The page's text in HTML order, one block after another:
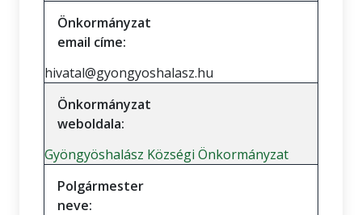
Önkormányzat
email címe:
hivatal@gyongyoshalasz.hu
Önkormányzat
weboldala:
Gyöngyöshalász Községi Önkormányzat
Polgármester
neve: